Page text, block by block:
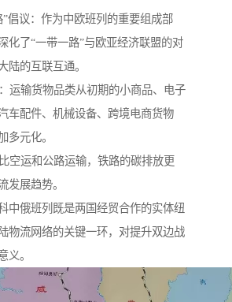
”倡议：作为中欧班列的重要组成部
化了“一带一路”与欧亚经济联盟的对
陆的互联互通。
运输货物品类从初期的小商品、电子
车配件、机械设备、跨境电商货物
多元化。
空运和公路运输，铁路的碳排放更
发展趋势。
中俄班列既是两国经贸合作的实体纽
物流网络的关键一环，对提升双边战
义。